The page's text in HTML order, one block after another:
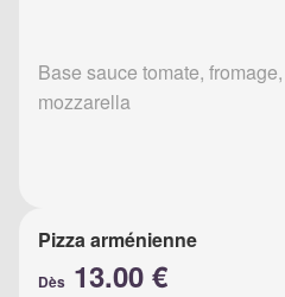
Base sauce tomate,
mozzarella
Pizza arménienne
Dès 13.00 €